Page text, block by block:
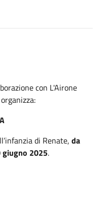
con L'Airone
di Renate, da
giugno 2025.